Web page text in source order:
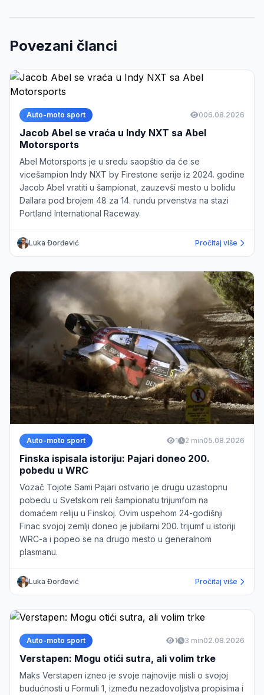
Povezani članci
Auto-moto sport 006.08.2026
Jacob Abel se vraća u Indy NXT sa Abel
Motorsports
Abel Motorsports je u sredu saopštio da će se
vicešampion Indy NXT by Firestone serije iz 2024. godine
Jacob Abel vratiti u šampionat, zauzevši mesto u bolidu
Dallara pod brojem 48 za 14. rundu prvenstva na stazi
Portland International Raceway.
Luka Đorđević Pročitaj više
Auto-moto sport 1 2 min05.08.2026
Finska ispisala istoriju: Pajari doneo 200.
pobedu u WRC
Vozač Tojote Sami Pajari ostvario je drugu uzastopnu
pobedu u Svetskom reli šampionatu trijumfom na
domaćem reliju u Finskoj. Ovim uspehom 24-godišnji
Finac svojoj zemlji doneo je jubilarni 200. trijumf u istoriji
WRC-a i popeo se na drugo mesto u generalnom
plasmanu.
Luka Đorđević Pročitaj više
Auto-moto sport 1 3 min02.08.2026
Verstapen: Mogu otići sutra, ali volim trke
Maks Verstapen izneo je svoje najnovije misli o svojoj
budućnosti u Formuli 1, između nezadovoljstva propisima i